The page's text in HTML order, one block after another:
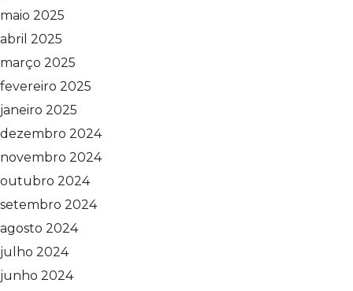
maio 2025
abril 2025
março 2025
fevereiro 2025
janeiro 2025
dezembro 2024
novembro 2024
outubro 2024
setembro 2024
agosto 2024
julho 2024
junho 2024